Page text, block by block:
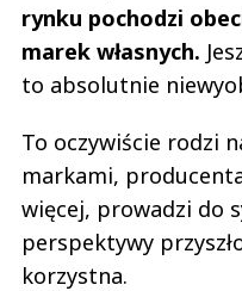
rynku pochodzi
marek własnych.
to absolutnie
To oczywiście rodzi
markami,
więcej, prowadzi do
perspektywy
korzystna.